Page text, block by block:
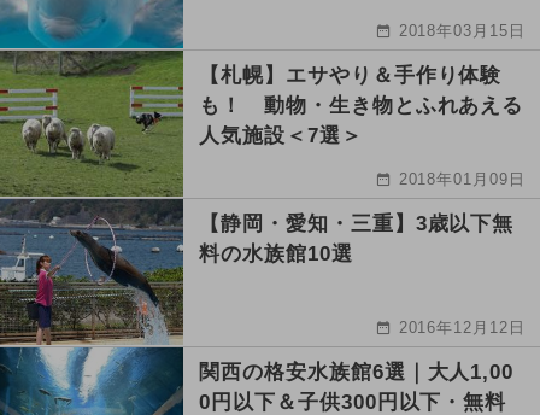
2018年03月15日
【札幌】エサやり＆手作り体験
も！ 動物・生き物とふれあえる
人気施設＜7選＞
2018年01月09日
【静岡・愛知・三重】3歳以下無
料の水族館10選
2016年12月12日
関西の格安水族館6選｜大人1,00
0円以下＆子供300円以下・無料